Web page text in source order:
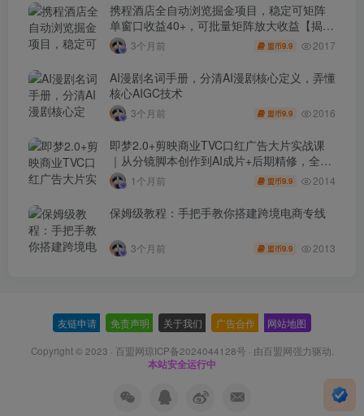
携程酒店全自动浏览掘金项目，稳定可矩阵
单窗口收益40+，可批量矩阵放大收益【揭
秘】3个月前 盟币9.9 2017
AI漫剧名词手册，分清AI漫剧核心定义，弄懂
核心AIGC技术
3个月前 盟币9.9 2016
即梦2.0+剪映商业TVC口红广告大片实战课
｜从分镜脚本创作到AI成片+后期精修，全流
程打造品牌级产品广告
1个月前 盟币9.9 2014
保姆级教程：手把手教你搭建跨境电商专线
3个月前 盟币9.9 2013
友链申请 免责声明 关于我们 广告合作 网站地图
Copyright © 2023 · 百盟网琼ICP备2024044128号 · 由百盟网强力驱动.
本站安全运行中